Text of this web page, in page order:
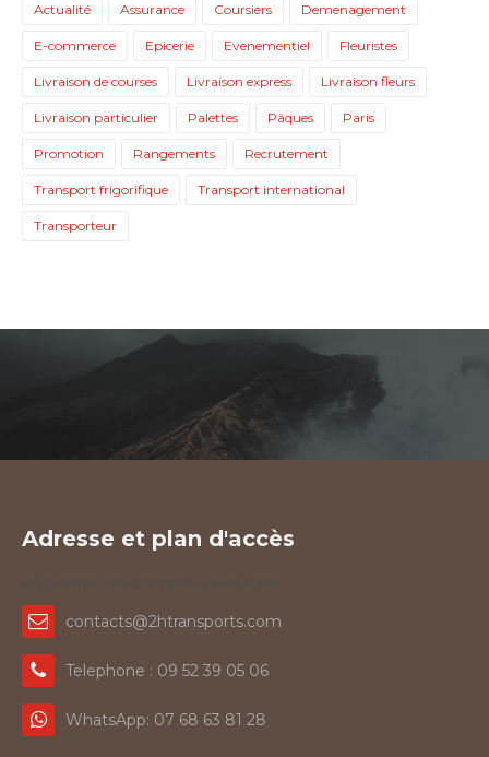
Actualité Assurance Coursiers Demenagement
E-commerce Epicerie Evenementiel Fleuristes
Livraison de courses Livraison express Livraison fleurs
Livraison particulier Palettes Pâques Paris
Promotion Rangements Recrutement
Transport frigorifique Transport international
Transporteur
Adresse et plan d'accès
contacts@2htransports.com
Telephone : 09 52 39 05 06
WhatsApp: 07 68 63 81 28